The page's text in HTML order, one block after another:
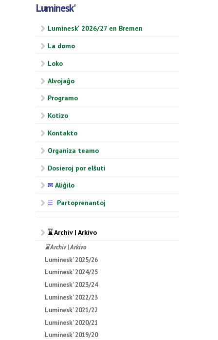
Luminesk'
Luminesk' 2026/27 en Bremen
La domo
Loko
Alvojaĝo
Programo
Kotizo
Kontakto
Organiza teamo
Dosieroj por elŝuti
✉ Aliĝilo
☰ Partoprenantoj
⌛ Archiv | Arkivo
⌛ Archiv | Arkivo
Luminesk' 2025/26
Luminesk' 2024/25
Luminesk' 2023/24
Luminesk' 2022/23
Luminesk' 2021/22
Luminesk' 2020/21
Luminesk' 2019/20